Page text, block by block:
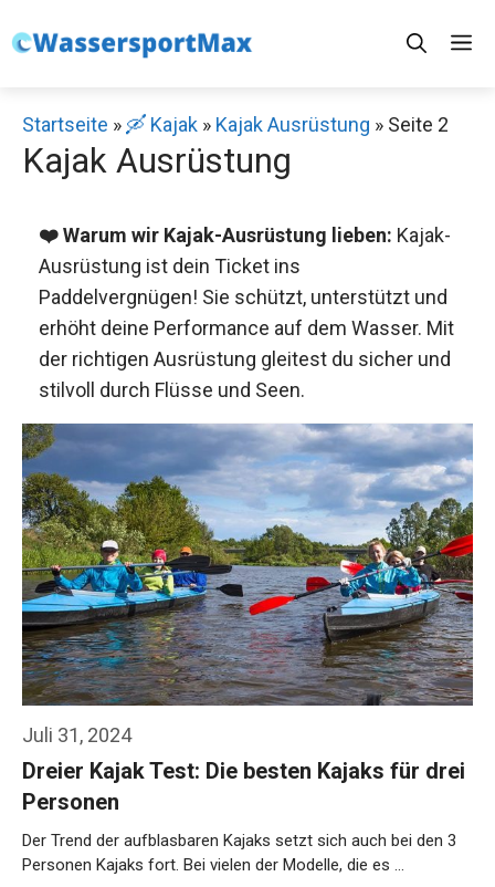
Inhalt
Startseite » 🛶 Kajak » Kajak Ausrüstung » Seite 2
Kajak Ausrüstung
❤️ Warum wir Kajak-Ausrüstung lieben: Kajak-
Ausrüstung ist dein Ticket ins
Paddelvergnügen! Sie schützt, unterstützt und
erhöht deine Performance auf dem Wasser. Mit
der richtigen Ausrüstung gleitest du sicher und
stilvoll durch Flüsse und Seen.
Juli 31, 2024
Dreier Kajak Test: Die besten Kajaks für drei
Personen
Der Trend der aufblasbaren Kajaks setzt sich auch bei den 3
Personen Kajaks fort. Bei vielen der Modelle, die es …